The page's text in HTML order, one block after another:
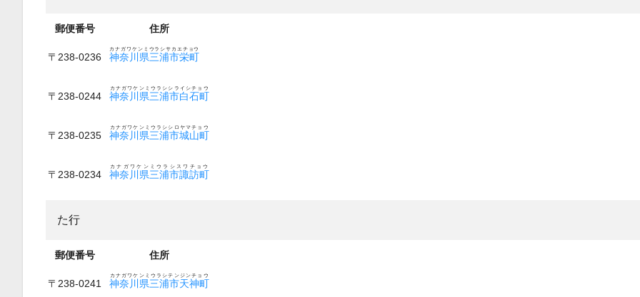
郵便番号 住所
〒238-0236 神奈川県三浦市栄町
カナガワケンミウラシサカエチョウ
〒238-0244 神奈川県三浦市白石町
カナガワケンミウラシシライシチョウ
〒238-0235 神奈川県三浦市城山町
カナガワケンミウラシシロヤマチョウ
〒238-0234 神奈川県三浦市諏訪町
カナガワケンミウラシスワチョウ
た行
郵便番号 住所
〒238-0241 神奈川県三浦市天神町
カナガワケンミウラシテンジンチョウ